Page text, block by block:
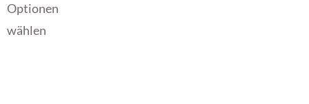
Optionen
wählen